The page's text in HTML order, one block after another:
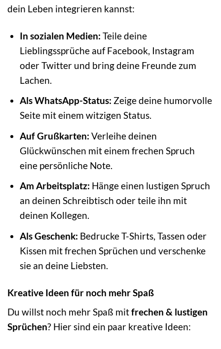
dein Leben integrieren kannst:
In sozialen Medien: Teile deine
Lieblingssprüche auf Facebook, Instagram
oder Twitter und bring deine Freunde zum
Lachen.
Als WhatsApp-Status: Zeige deine humorvolle
Seite mit einem witzigen Status.
Auf Grußkarten: Verleihe deinen
Glückwünschen mit einem frechen Spruch
eine persönliche Note.
Am Arbeitsplatz: Hänge einen lustigen Spruch
an deinen Schreibtisch oder teile ihn mit
deinen Kollegen.
Als Geschenk: Bedrucke T-Shirts, Tassen oder
Kissen mit frechen Sprüchen und verschenke
sie an deine Liebsten.
Kreative Ideen für noch mehr Spaß
Du willst noch mehr Spaß mitfrechen & lustigen
Sprüchen? Hier sind ein paar kreative Ideen: